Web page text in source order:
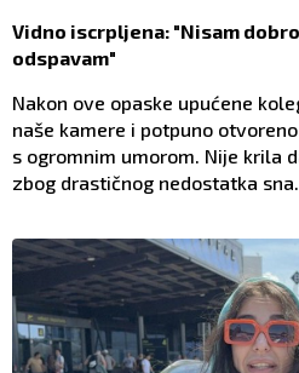
Vidno iscrpljena: "Nisam
odspavam"
Nakon ove opaske upućene
naše kamere i potpuno
s ogromnim umorom. Nije krila
zbog drastičnog nedostatka sna.